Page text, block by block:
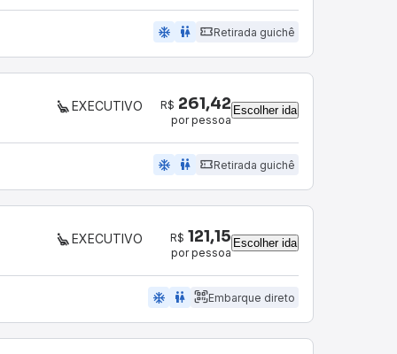
ac_unit wc Retirada guichê
EXECUTIVO R$ 261,42
por pessoa
Escolher ida
ac_unit wc Retirada guichê
EXECUTIVO R$ 121,15
por pessoa
Escolher ida
ac_unit wc Embarque direto